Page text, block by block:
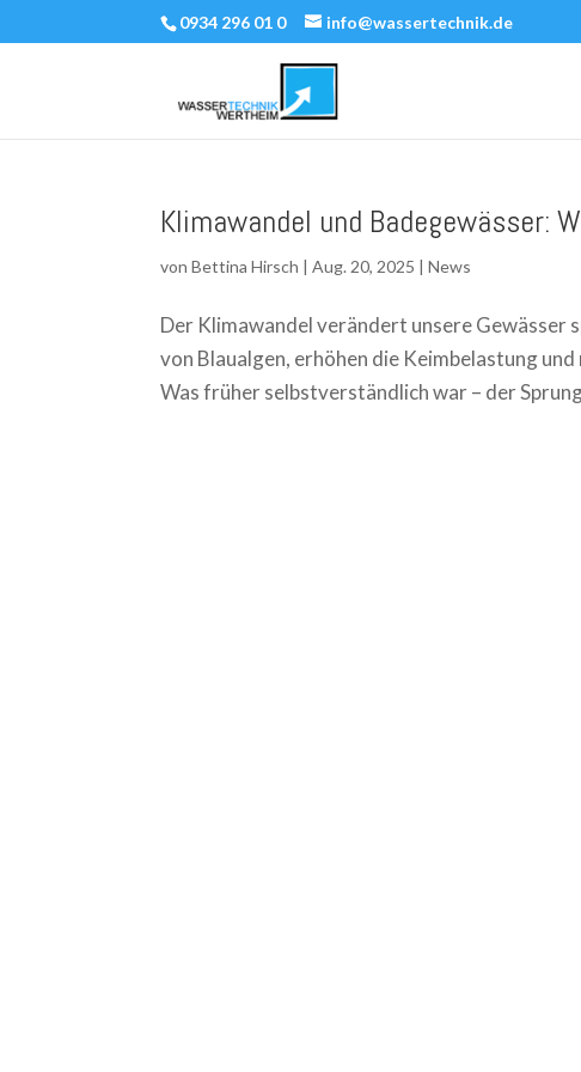
0934 296 01 0 info@wassertechnik.de
Klimawandel und Badegewässer:
vonBettina Hirsch |Aug. 20, 2025 |News
Der Klimawandel verändert unsere
von Blaualgen, erhöhen die Keimbelastung
Was früher selbstverständlich war – der